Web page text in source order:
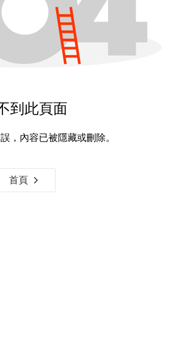
到此頁面
，內容已被隱藏或刪除。
首頁